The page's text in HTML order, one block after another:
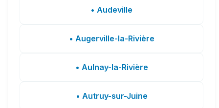
• Audeville
• Augerville-la-Rivière
• Aulnay-la-Rivière
• Autruy-sur-Juine